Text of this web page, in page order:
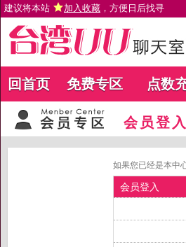
建议将本站 加入收藏 ，方便日后找寻
回首页 免费专区 点数
会员登入
如果您已经是本中
会员登入